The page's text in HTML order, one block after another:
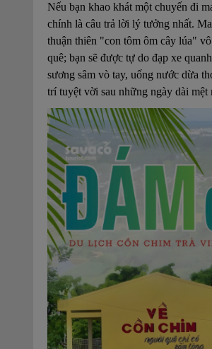
Nếu bạn khao khát một chuyến đi
chính là câu trả lời lý tưởng nhất.
thuận thiên "con tôm ôm cây lúa"
quê; bạn sẽ được tự do đạp xe
sương sâm vò tay, uống nước dừa
trí tuyệt vời sau những ngày dài mệt